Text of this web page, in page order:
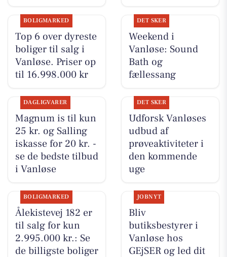
BOLIGMARKED
Top 6 over dyreste
boliger til salg i
Vanløse. Priser op
til 16.998.000 kr
DET SKER
Weekend i
Vanløse: Sound
Bath og
fællessang
DAGLIGVARER
Magnum is til kun
25 kr. og Salling
iskasse for 20 kr. -
se de bedste tilbud
i Vanløse
DET SKER
Udforsk Vanløses
udbud af
prøveaktiviteter i
den kommende
uge
BOLIGMARKED
Ålekistevej 182 er
til salg for kun
2.995.000 kr.: Se
de billigste boliger
JOBNYT
Bliv
butiksbestyrer i
Vanløse hos
GEjSER og led dit